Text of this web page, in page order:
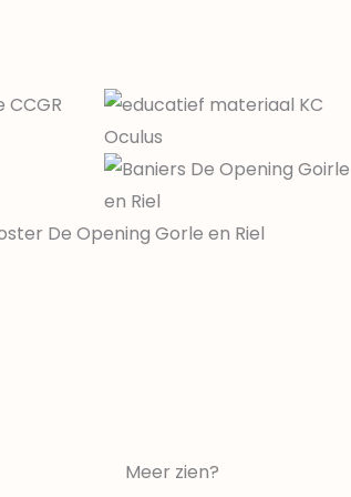
Meer zien?